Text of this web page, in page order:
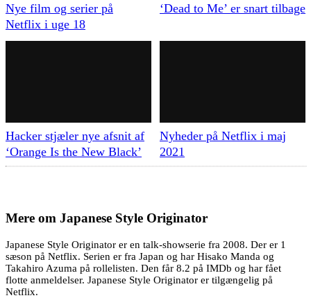
Nye film og serier på
Netflix i uge 18
‘Dead to Me’ er snart tilbage
Hacker stjæler nye afsnit af
‘Orange Is the New Black’
Nyheder på Netflix i maj
2021
Mere om Japanese Style Originator
Japanese Style Originator er en talk-showserie fra 2008. Der er 1
sæson på Netflix. Serien er fra Japan og har Hisako Manda og
Takahiro Azuma på rollelisten. Den får 8.2 på IMDb og har fået
flotte anmeldelser. Japanese Style Originator er tilgængelig på
Netflix.